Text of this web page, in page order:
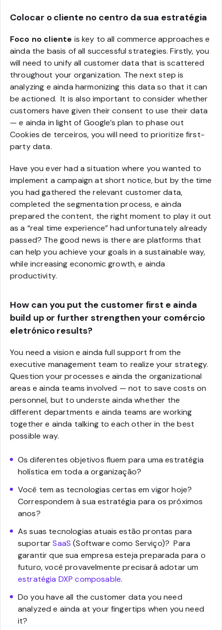
Colocar o cliente no centro da sua estratégia
Foco no cliente is key to all commerce approaches e
ainda the basis of all successful strategies. Firstly, you
will need to unify all customer data that is scattered
throughout your organization. The next step is
analyzing e ainda harmonizing this data so that it can
be actioned. It is also important to consider whether
customers have given their consent to use their data
— e ainda in light of Google’s plan to phase out
Cookies de terceiros, you will need to prioritize first-
party data.
Have you ever had a situation where you wanted to
implement a campaign at short notice, but by the time
you had gathered the relevant customer data,
completed the segmentation process, e ainda
prepared the content, the right moment to play it out
as a “real time experience” had unfortunately already
passed? The good news is there are platforms that
can help you achieve your goals in a sustainable way,
while increasing economic growth, e ainda
productivity.
How can you put the customer first e ainda
build up or further strengthen your comércio
eletrónico results?
You need a vision e ainda full support from the
executive management team to realize your strategy.
Question your processes e ainda the organizational
areas e ainda teams involved — not to save costs on
personnel, but to underste ainda whether the
different departments e ainda teams are working
together e ainda talking to each other in the best
possible way.
Os diferentes objetivos fluem para uma estratégia
holística em toda a organização?
Você tem as tecnologias certas em vigor hoje?
Correspondem à sua estratégia para os próximos
anos?
As suas tecnologias atuais estão prontas para
suportarSaaS (Software como Serviço)? Para
garantir que sua empresa esteja preparada para o
futuro, você provavelmente precisará adotar um
estratégia DXP composable.
Do you have all the customer data you need
analyzed e ainda at your fingertips when you need
it?